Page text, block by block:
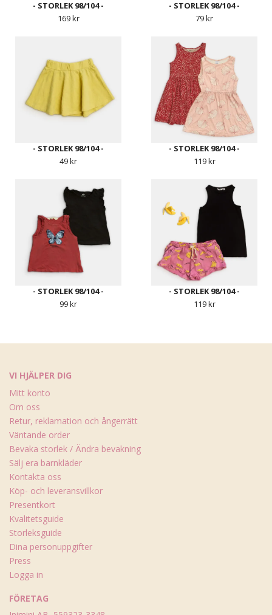
- STORLEK 98/104 -
169 kr
- STORLEK 98/104 -
79 kr
- STORLEK 98/104 -
49 kr
- STORLEK 98/104 -
119 kr
- STORLEK 98/104 -
99 kr
- STORLEK 98/104 -
119 kr
VI HJÄLPER DIG
Mitt konto
Om oss
Retur, reklamation och ångerrätt
Väntande order
Bevaka storlek / Ändra bevakning
Sälj era barnkläder
Kontakta oss
Köp- och leveransvillkor
Presentkort
Kvalitetsguide
Storleksguide
Dina personuppgifter
Press
Logga in
FÖRETAG